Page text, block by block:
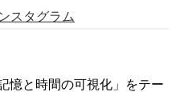
スタグラム
憶と時間の可視化」をテー